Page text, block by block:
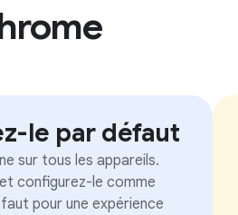
le par défaut
sur tous les appareils.
configurez-le comme
pour une expérience